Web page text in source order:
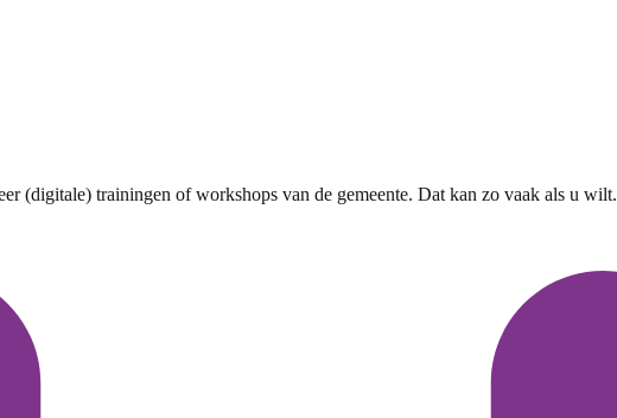
(digitale) trainingen of workshops van de gemeente. Dat kan zo vaak als u wilt.